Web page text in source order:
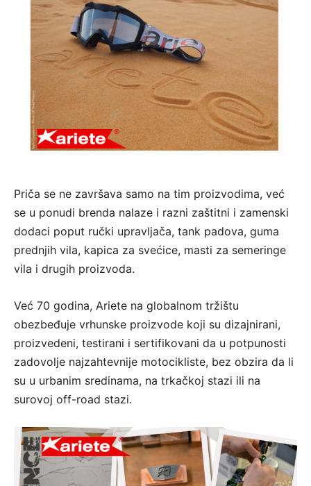
Priča se ne završava samo na tim proizvodima, već
se u ponudi brenda nalaze i razni zaštitni i zamenski
dodaci poput ručki upravljača, tank padova, guma
prednjih vila, kapica za svećice, masti za semeringe
vila i drugih proizvoda.
Već 70 godina, Ariete na globalnom tržištu
obezbeđuje vrhunske proizvode koji su dizajnirani,
proizvedeni, testirani i sertifikovani da u potpunosti
zadovolje najzahtevnije motocikliste, bez obzira da li
su u urbanim sredinama, na trkačkoj stazi ili na
surovoj off-road stazi.